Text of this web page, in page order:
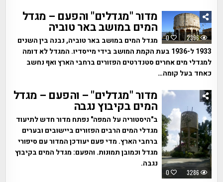
0 2396
מדור "מגדלים" והפעם – מגדל
המים במושב באר טוביה
מגדל המים במושב באר טוביה, נבנה בין השנים
1933 ל-1936 בעת הקמת המושב בידי מייסדיו. המגדל לא דומה
למגדלי מים אחרים סטנדרטים הפזורים ברחבי הארץ ואף נחשב
כאחד בעל קומה…
0 3286
מדור "מגדלים" – והפעם – מגדל
המים בקיבוץ נגבה
ב"היסטוריה על המפה" נפתח מדור חדש לתיעוד
מגדלי המים הרבים הפזורים ביישובים ובערים
ברחבי הארץ. מדי פעם יעודכן המדור עם סיפורי
מגדל וכמובן תמונות. והפעם: מגדל המים בקיבוץ
נגבה.